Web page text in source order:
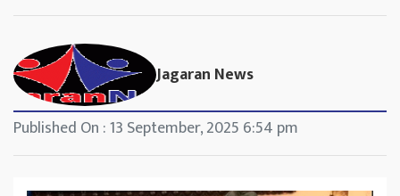
Jagaran News
Published On : 13 September, 2025 6:54 pm